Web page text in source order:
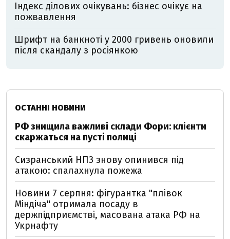
Індекс ділових очікувань: бізнес очікує на
пожвавлення
Шрифт на банкноті у 2000 гривень оновили
після скандалу з росіянкою
ОСТАННІ НОВИНИ
РФ знищила важливі склади Фори: клієнти
скаржаться на пусті полиці
Сизранський НПЗ знову опинився під
атакою: спалахнула пожежа
Новини 7 серпня: фігурантка "плівок
Міндіча" отримала посаду в
держпідприємстві, масована атака РФ на
Укрнафту